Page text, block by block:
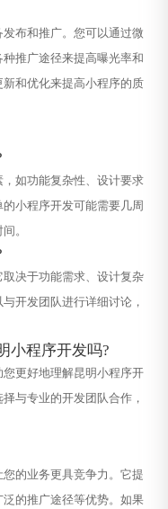
布和推广。您可以通过微
推广途径来提高曝光率和
和优化来提高小程序的质
如功能复杂性、设计要求
小程序开发可能需要几周
。
决于功能需求、设计复杂
开发团队进行详细讨论，
小程序开发吗?
更好地理解昆明小程序开
与专业的开发团队合作，
的业务更具竞争力。它提
的推广途径等优势。如果